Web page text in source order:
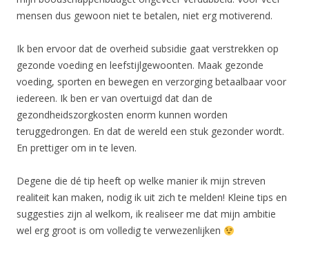
mensen dus gewoon niet te betalen, niet erg motiverend.
Ik ben ervoor dat de overheid subsidie gaat verstrekken op
gezonde voeding en leefstijlgewoonten. Maak gezonde
voeding, sporten en bewegen en verzorging betaalbaar voor
iedereen. Ik ben er van overtuigd dat dan de
gezondheidszorgkosten enorm kunnen worden
teruggedrongen. En dat de wereld een stuk gezonder wordt.
En prettiger om in te leven.
Degene die dé tip heeft op welke manier ik mijn streven
realiteit kan maken, nodig ik uit zich te melden! Kleine tips en
suggesties zijn al welkom, ik realiseer me dat mijn ambitie
wel erg groot is om volledig te verwezenlijken